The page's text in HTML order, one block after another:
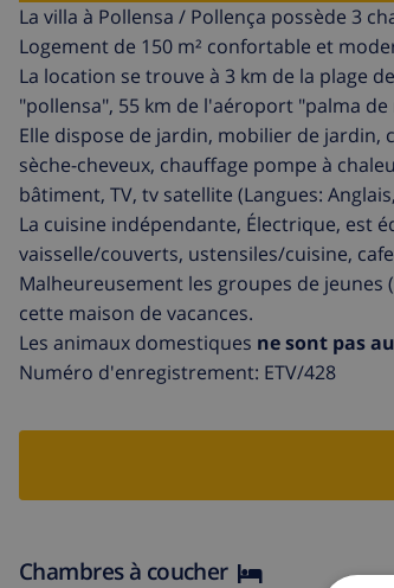
La villa à Pollensa / Pollença possède 3
Logement de 150 m² confortable et
La location se trouve à 3 km de la plage
"pollensa", 55 km de l'aéroport "palma
Elle dispose de jardin, mobilier de jardin,
sèche-cheveux, chauffage pompe à
bâtiment, TV, tv satellite (Langues:
La cuisine indépendante, Électrique, est
vaisselle/couverts, ustensiles/cuisine,
Malheureusement les groupes de jeunes
cette maison de vacances.
Les animaux domestiques ne sont pas
Numéro d'enregistrement: ETV/428
Chambres à coucher